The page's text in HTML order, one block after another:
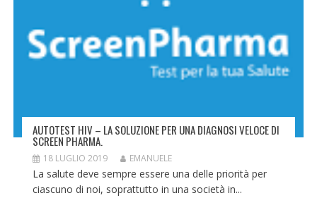
AUTOTEST HIV – LA SOLUZIONE PER UNA DIAGNOSI VELOCE DI
SCREEN PHARMA.
18 LUGLIO 2019 EMANUELE
La salute deve sempre essere una delle priorità per
ciascuno di noi, soprattutto in una società in...